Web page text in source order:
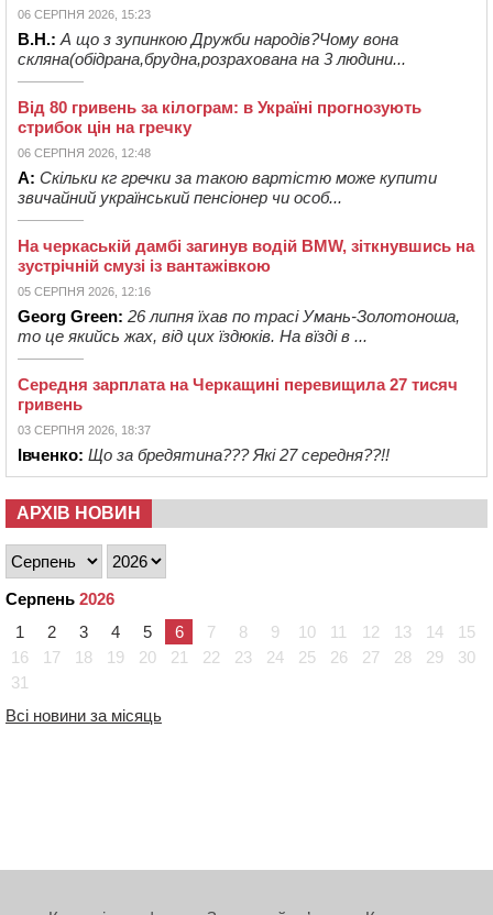
06 СЕРПНЯ 2026, 15:23
В.Н.: А що з зупинкою Дружби народів?Чому вона
скляна(обідрана,брудна,розрахована на 3 людини...
Від 80 гривень за кілограм: в Україні прогнозують
стрибок цін на гречку
06 СЕРПНЯ 2026, 12:48
А: Скільки кг гречки за такою вартістю може купити
звичайний український пенсіонер чи особ...
На черкаській дамбі загинув водій BMW, зіткнувшись на
зустрічній смузі із вантажівкою
05 СЕРПНЯ 2026, 12:16
Georg Green: 26 липня їхав по трасі Умань-Золотоноша,
то це якийсь жах, від цих їздюків. На вїзді в ...
Середня зарплата на Черкащині перевищила 27 тисяч
гривень
03 СЕРПНЯ 2026, 18:37
Івченко: Що за бредятина??? Які 27 середня??!!
АРХІВ НОВИН
Серпень 2026
1
2 3 4 5 6 7 8 9 10 11 12 13 14
15
16
17 18 19 20 21 22 23 24 25 26 27 28 29
30
31
Всі новини за місяць